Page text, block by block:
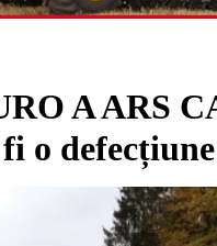
A ARS
o